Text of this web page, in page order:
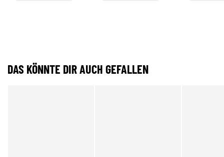
DAS KÖNNTE DIR AUCH GEFALLEN